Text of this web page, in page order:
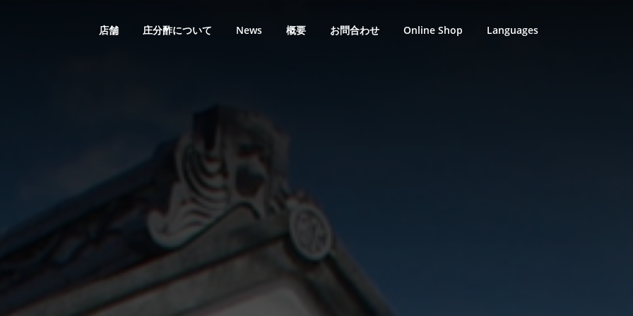
店舗 庄分酢について News 概要 お問合わせ Online Shop Languages